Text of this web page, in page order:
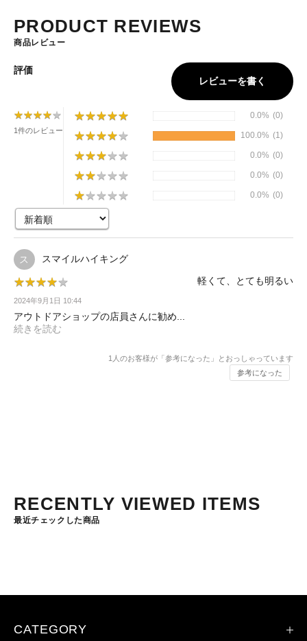
PRODUCT REVIEWS
商品レビュー
評価
レビューを書く
★★★★★
★★★★★
1件のレビュー
★★★★★
★★★★★ 0.0% (0)
★★★★★
★★★★★ 100.0% (1)
★★★★★
★★★★★ 0.0% (0)
★★★★★
★★★★★ 0.0% (0)
★★★★★
★★★★★ 0.0% (0)
ス スマイルハイキング
★★★★★
★★★★★ 軽くて、とても明るい
2024年9月1日 10:44
アウトドアショップの店員さんに勧め...
続きを読む
1 人のお客様が「参考になった」とおっしゃっています
参考になった
RECENTLY VIEWED ITEMS
最近チェックした商品
CATEGORY